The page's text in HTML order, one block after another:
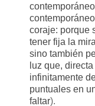
coraje: porque
tener fija la
sino también
luz que,
infinitamente
puntuales en
faltar).